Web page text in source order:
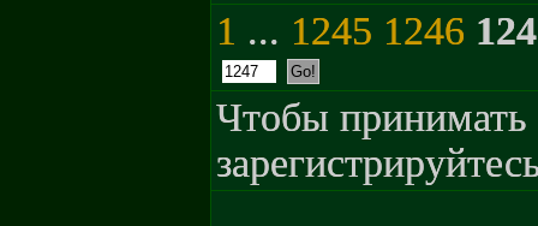
1 ... 1245 1246
Чтобы принимать